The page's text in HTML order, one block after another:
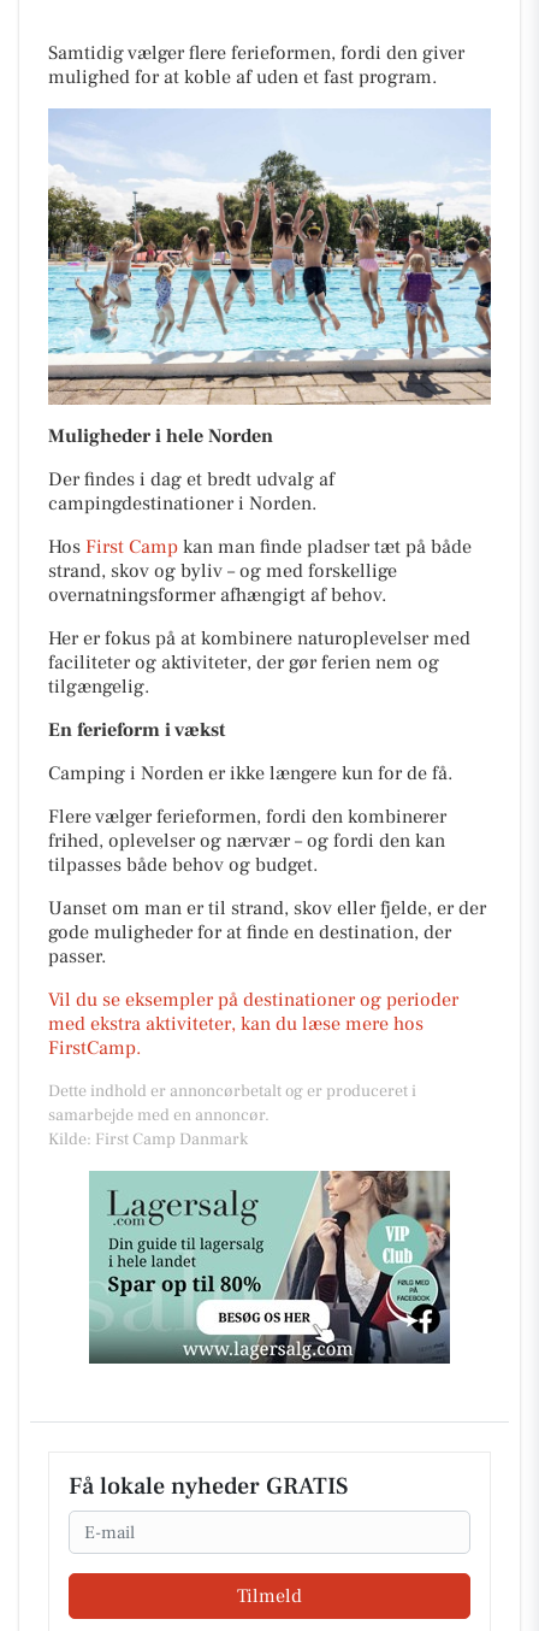
Samtidig vælger flere ferieformen, fordi den giver
mulighed for at koble af uden et fast program.
Muligheder i hele Norden
Der findes i dag et bredt udvalg af
campingdestinationer i Norden.
Hos First Camp kan man finde pladser tæt på både
strand, skov og byliv – og med forskellige
overnatningsformer afhængigt af behov.
Her er fokus på at kombinere naturoplevelser med
faciliteter og aktiviteter, der gør ferien nem og
tilgængelig.
En ferieform i vækst
Camping i Norden er ikke længere kun for de få.
Flere vælger ferieformen, fordi den kombinerer
frihed, oplevelser og nærvær – og fordi den kan
tilpasses både behov og budget.
Uanset om man er til strand, skov eller fjelde, er der
gode muligheder for at finde en destination, der
passer.
Vil du se eksempler på destinationer og perioder
med ekstra aktiviteter, kan du læse mere hos
FirstCamp.
Dette indhold er annoncørbetalt og er produceret i
samarbejde med en annoncør.
Kilde: First Camp Danmark
Få lokale nyheder GRATIS
Email
Tilmeld